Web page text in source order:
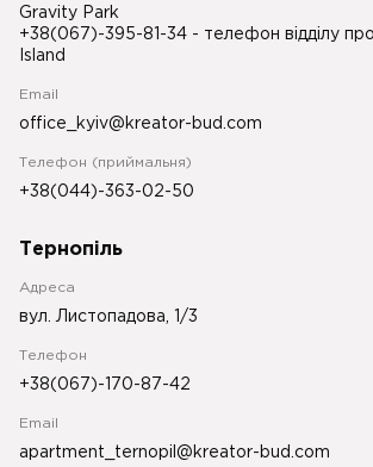
Gravity Park
+38(067)-395-81-34 - телефон відділу
Island
Email
office_kyiv@kreator-bud.com
Телефон (приймальня)
+38(044)-363-02-50
Тернопіль
Адреса
вул. Листопадова, 1/3
Телефон
+38(067)-170-87-42
Email
apartment_ternopil@kreator-bud.com